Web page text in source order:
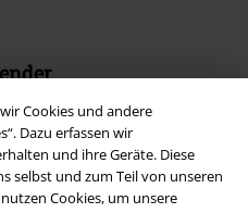
Cookies und andere
Dazu erfassen wir
und ihre Geräte. Diese
selbst und zum Teil von unseren
Cookies, um unsere